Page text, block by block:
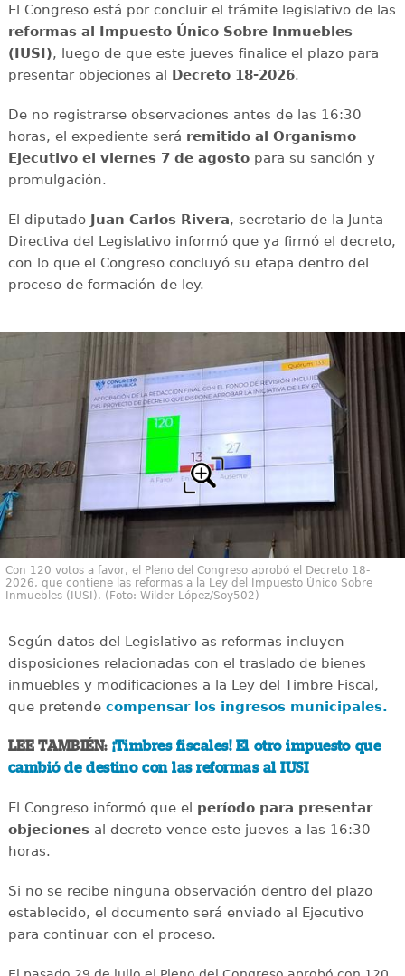
El Congreso está por concluir el trámite legislativo de las
reformas al Impuesto Único Sobre Inmuebles
(IUSI), luego de que este jueves finalice el plazo para
presentar objeciones al Decreto 18-2026.
De no registrarse observaciones antes de las 16:30
horas, el expediente será remitido al Organismo
Ejecutivo el viernes 7 de agostopara su sanción y
promulgación.
El diputado Juan Carlos Rivera, secretario de la Junta
Directiva del Legislativo informó que ya firmó el decreto,
con lo que el Congreso concluyó su etapa dentro del
proceso de formación de ley.
Con 120 votos a favor, el Pleno del Congreso aprobó el Decreto 18-
2026, que contiene las reformas a la Ley del Impuesto Único Sobre
Inmuebles (IUSI). (Foto: Wilder López/Soy502)
Según datos del Legislativo as reformas incluyen
disposiciones relacionadas con el traslado de bienes
inmuebles y modificaciones a la Ley del Timbre Fiscal,
que pretende compensar los ingresos municipales.
LEE TAMBIÉN: ¡Timbres fiscales! El otro impuesto que
cambió de destino con las reformas al IUSI
El Congreso informó que el período para presentar
objecionesal decreto vence este jueves a las 16:30
horas.
Si no se recibe ninguna observación dentro del plazo
establecido, el documento será enviado al Ejecutivo
para continuar con el proceso.